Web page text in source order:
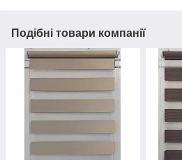
Подібні товари компанії